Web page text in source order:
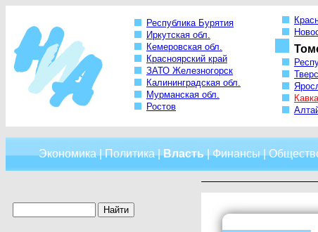
Республика Бурятия
Иркутская обл.
Кемеровская обл.
Красноярский край
ЗАТО Железногорск
Калининградская обл.
Мурманская обл.
Ростов
Экономика|Политика|Власть|Финансы|